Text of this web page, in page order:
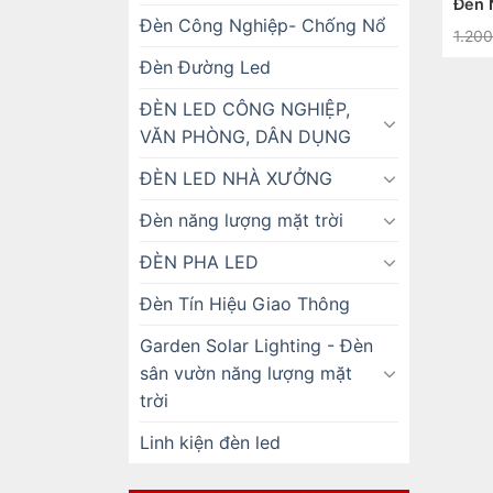
Đèn Công Nghiệp- Chống Nổ
Đèn Đường Led
ĐÈN LED CÔNG NGHIỆP,
VĂN PHÒNG, DÂN DỤNG
ĐÈN LED NHÀ XƯỞNG
Đèn năng lượng mặt trời
ĐÈN PHA LED
Đèn Tín Hiệu Giao Thông
Garden Solar Lighting - Đèn
sân vườn năng lượng mặt
trời
Linh kiện đèn led
Đèn